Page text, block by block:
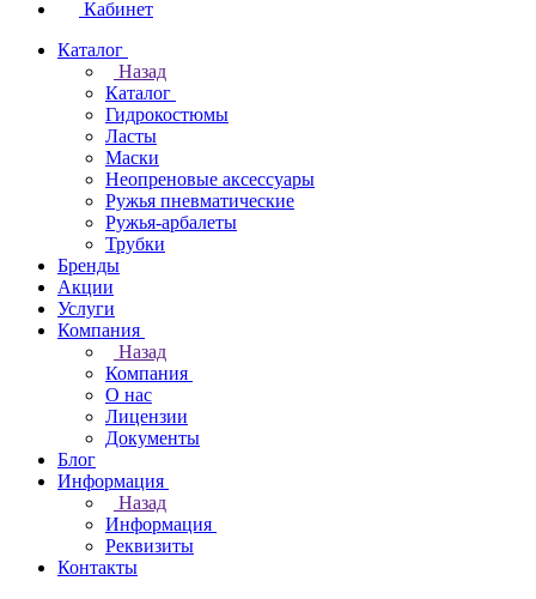
Кабинет
Каталог
Назад
Каталог
Гидрокостюмы
Ласты
Маски
Неопреновые аксессуары
Ружья пневматические
Ружья-арбалеты
Трубки
Бренды
Акции
Услуги
Компания
Назад
Компания
О нас
Лицензии
Документы
Блог
Информация
Назад
Информация
Реквизиты
Контакты